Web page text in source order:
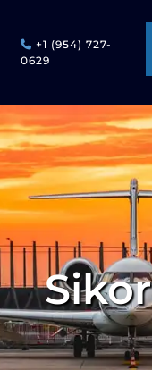
+1 (954) 727-
0629